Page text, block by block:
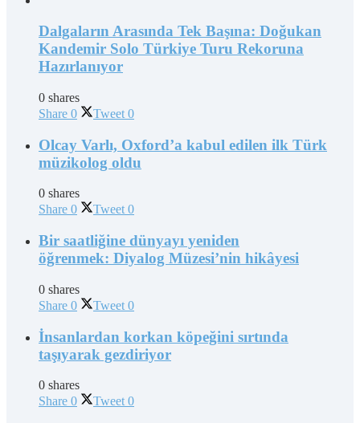
Dalgaların Arasında Tek Başına: Doğukan
Kandemir Solo Türkiye Turu Rekoruna
Hazırlanıyor
0 shares
Share 0 Tweet 0
Olcay Varlı, Oxford’a kabul edilen ilk Türk
müzikolog oldu
0 shares
Share 0 Tweet 0
Bir saatliğine dünyayı yeniden
öğrenmek: Diyalog Müzesi’nin hikâyesi
0 shares
Share 0 Tweet 0
İnsanlardan korkan köpeğini sırtında
taşıyarak gezdiriyor
0 shares
Share 0 Tweet 0